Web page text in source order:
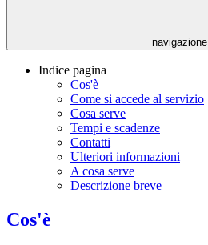
navigazione
Indice pagina
Cos'è
Come si accede al servizio
Cosa serve
Tempi e scadenze
Contatti
Ulteriori informazioni
A cosa serve
Descrizione breve
Cos'è